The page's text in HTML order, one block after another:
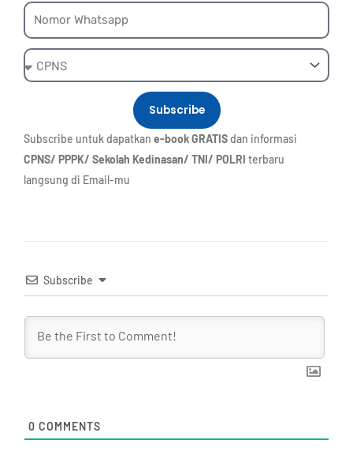
Whatsapp
Ebook
Subscribe
Subscribe untuk dapatkan e-book GRATISdan informasi
CPNS/ PPPK/ Sekolah Kedinasan/ TNI/ POLRI terbaru
langsung di Email-mu
Subscribe
0 COMMENTS